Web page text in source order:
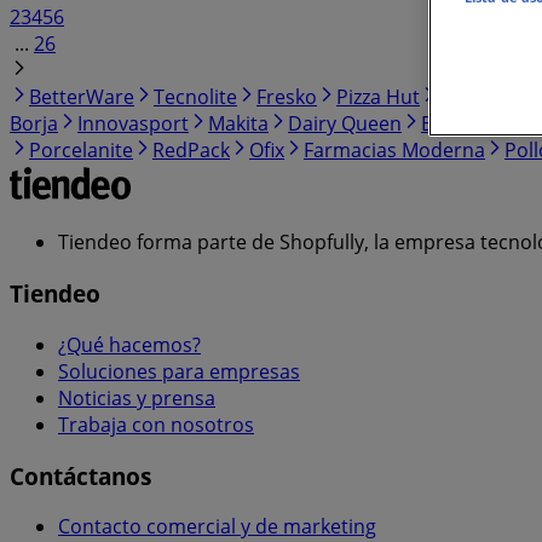
23456
... 26
BetterWare
Tecnolite Fresko Pizza Hut
Borja
Innovasport Makita Dairy Queen Build-A-Bear
Porcelanite
RedPack Ofix Farmacias Moderna
Tiendeo forma parte de Shopfully, la empresa
Tiendeo
¿Qué hacemos?
Soluciones para empresas
Noticias y prensa
Trabaja con nosotros
Contáctanos
Contacto comercial y de marketing